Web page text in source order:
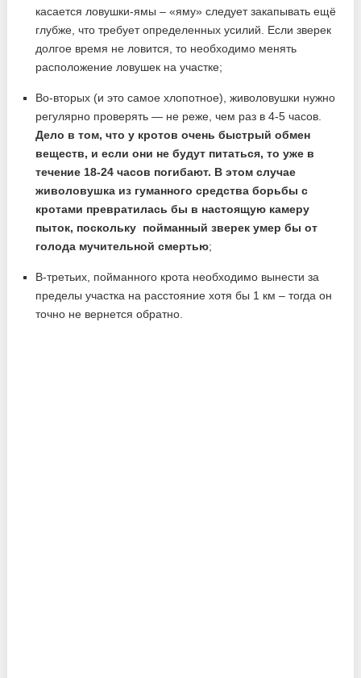
касается ловушки-ямы – «яму» следует закапывать ещё
глубже, что требует определенных усилий. Если зверек
долгое время не ловится, то необходимо менять
расположение ловушек на участке;
Во-вторых (и это самое хлопотное), живоловушки нужно
регулярно проверять — не реже, чем раз в 4-5 часов.
Дело в том, что у кротов очень быстрый обмен
веществ, и если они не будут питаться, то уже в
течение 18-24 часов погибают. В этом случае
живоловушка из гуманного средства борьбы с
кротами превратилась бы в настоящую камеру
пыток, поскольку пойманный зверек умер бы от
голода мучительной смертью;
В-третьих, пойманного крота необходимо вынести за
пределы участка на расстояние хотя бы 1 км – тогда он
точно не вернется обратно.